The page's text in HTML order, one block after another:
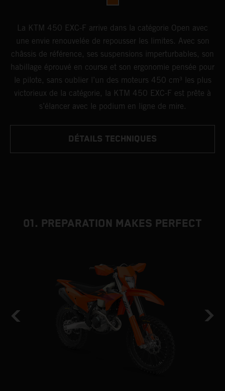
La KTM 450 EXC-F arrive dans la catégorie Open avec
une envie renouvelée de repousser les limites. Avec son
châssis de référence, ses suspensions imperturbables, son
habillage éprouvé en course et son ergonomie pensée pour
le pilote, sans oublier l’un des moteurs 450 cm³ les plus
victorieux de la catégorie, la KTM 450 EXC-F est prête à
s’élancer avec le podium en ligne de mire.
DÉTAILS TECHNIQUES
01. PREPARATION MAKES PERFECT